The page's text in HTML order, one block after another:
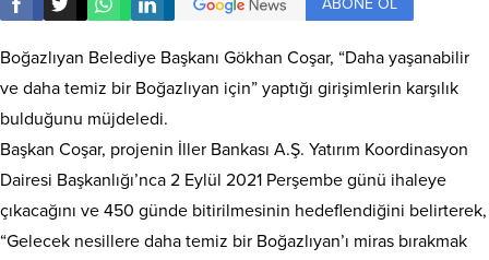
ABONE OL
Boğazlıyan Belediye Başkanı Gökhan Coşar, “Daha yaşanabilir
ve daha temiz bir Boğazlıyan için” yaptığı girişimlerin karşılık
bulduğunu müjdeledi.
Başkan Coşar, projenin İller Bankası A.Ş. Yatırım Koordinasyon
Dairesi Başkanlığı’nca 2 Eylül 2021 Perşembe günü ihaleye
çıkacağını ve 450 günde bitirilmesinin hedeflendiğini belirterek,
“Gelecek nesillere daha temiz bir Boğazlıyan’ı miras bırakmak